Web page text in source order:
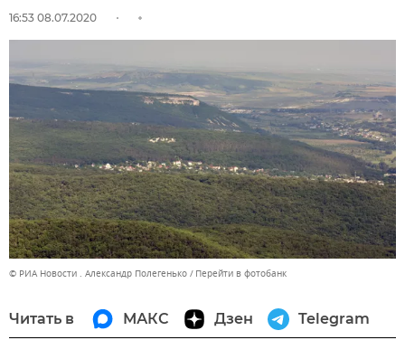
16:53 08.07.2020
© РИА Новости . Александр Полегенько Перейти в фотобанк
Читать в МАКС Дзен Telegram